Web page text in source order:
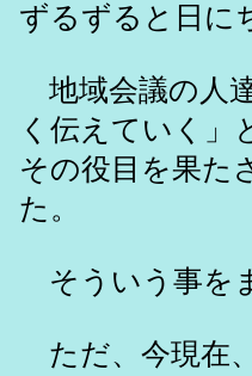
ずるずると日に
地域会議の人
く伝えていく」
その役目を果た
た。
そういう事を
ただ、今現在